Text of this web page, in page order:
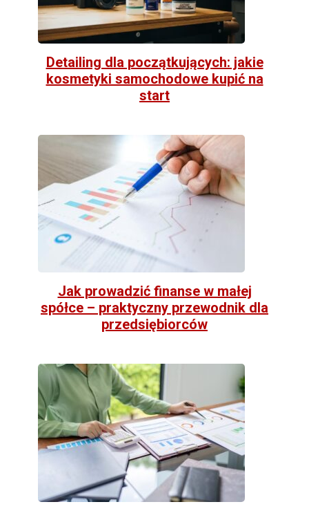
Detailing dla początkujących: jakie
kosmetyki samochodowe kupić na
start
Jak prowadzić finanse w małej
spółce – praktyczny przewodnik dla
przedsiębiorców